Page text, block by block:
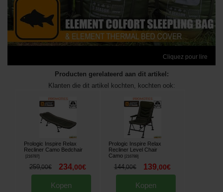
Cliquez pour lire
Producten gerelateerd aan dit artikel:
Klanten die dit artikel kochten, kochten ook:
Prologic Inspire Relax
Recliner Camo Bedchair
[216787]
259,00€ 234,00€
Kopen
Prologic Inspire Relax
Recliner Level Chair
Camo [216788]
144,00€ 139,00€
Kopen